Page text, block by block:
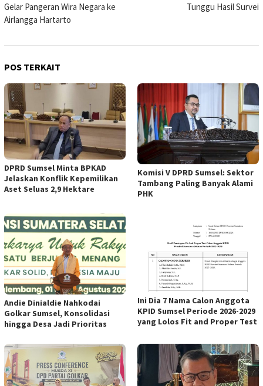
Gelar Pangeran Wira Negara ke
Airlangga Hartarto
Tunggu Hasil Survei
POS TERKAIT
DPRD Sumsel Minta BPKAD
Jelaskan Konflik Kepemilikan
Aset Seluas 2,9 Hektare
Komisi V DPRD Sumsel: Sektor
Tambang Paling Banyak Alami
PHK
Andie Dinialdie Nahkodai
Golkar Sumsel, Konsolidasi
hingga Desa Jadi Prioritas
Ini Dia 7 Nama Calon Anggota
KPID Sumsel Periode 2026-2029
yang Lolos Fit and Proper Test